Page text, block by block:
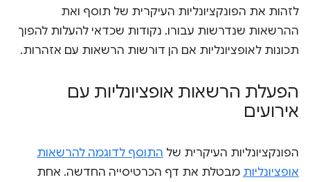
לזהות את הפונקציונליות העיקרית של תוסף ואת
ההרשאות שנדרשות עבורו. נקודות שכדאי להעלות להפוך
תכונות לאופציונליות אם הן דורשות הרשאות עם אזהרות.
הפעלת הרשאות אופציונליות עם
אירועים
הפונקציונליות העיקרית של התוסף לדוגמה להרשאות
אופציונליות מבטלת את דף הכרטיסייה החדשה. אחת